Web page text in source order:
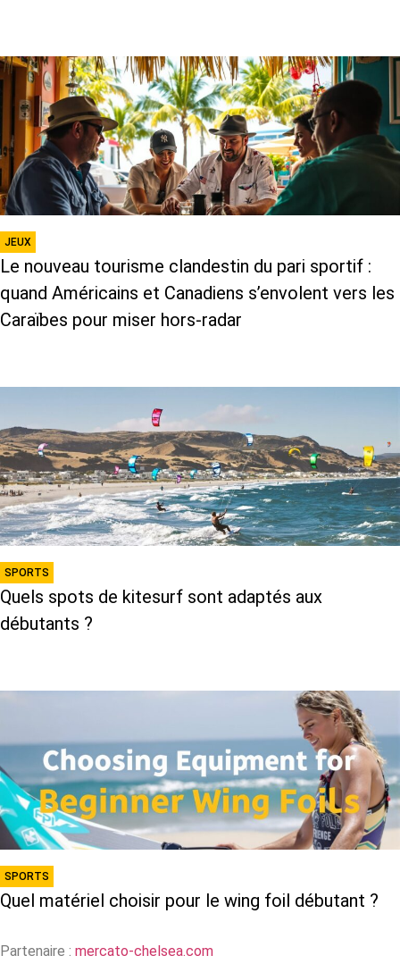
JEUX
Le nouveau tourisme clandestin du pari sportif :
quand Américains et Canadiens s’envolent vers les
Caraïbes pour miser hors-radar
SPORTS
Quels spots de kitesurf sont adaptés aux
débutants ?
SPORTS
Quel matériel choisir pour le wing foil débutant ?
Partenaire : mercato-chelsea.com